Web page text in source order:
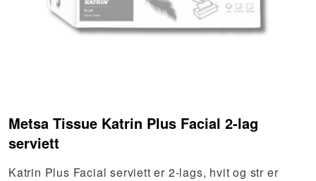
Metsa Tissue Katrin Plus Facial 2-lag
serviett
Katrin Plus Facial serviett er 2-lags, hvit og str er